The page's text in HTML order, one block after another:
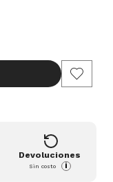
Devoluciones
Sin costo i